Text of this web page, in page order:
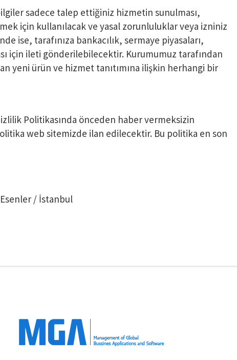
sadece talep ettiğiniz hizmetin sunulması,
için kullanılacak ve yasal zorunluluklar veya izniniz
ise, tarafınıza bankacılık, sermaye piyasaları,
için ileti gönderilebilecektir. Kurumumuz tarafından
yeni ürün ve hizmet tanıtımına ilişkin herhangi bir
Politikasında önceden haber vermeksizin
web sitemizde ilan edilecektir. Bu politika en son
Esenler / İstanbul